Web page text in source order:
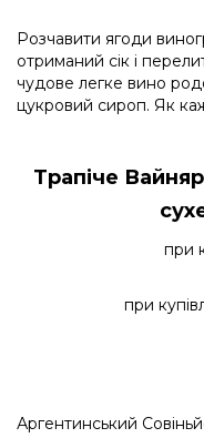
Розчавити ягоди
отриманий сік і
чудове легке вино
цукровий сироп. Як
Трапіче
при
при
Аргентинський